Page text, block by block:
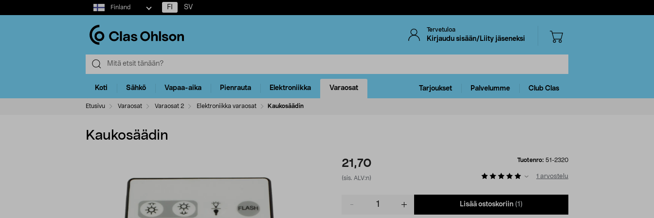
Select
market
Finland FI SV
Tervetuloa
Kirjaudu sisään/Liity jäseneksi
Koti Sähkö Vapaa-aika Pienrauta Elektroniikka Varaosat Tarjoukset Palvelumme Club Clas
Etusivu Varaosat Varaosat 2 Elektroniikka varaosat Kaukosäädin
Kaukosäädin
21,70
(sis. ALV:n)
Tuotenro: 51-2320
1 arvostelu
Lisää ostoskoriin (1)